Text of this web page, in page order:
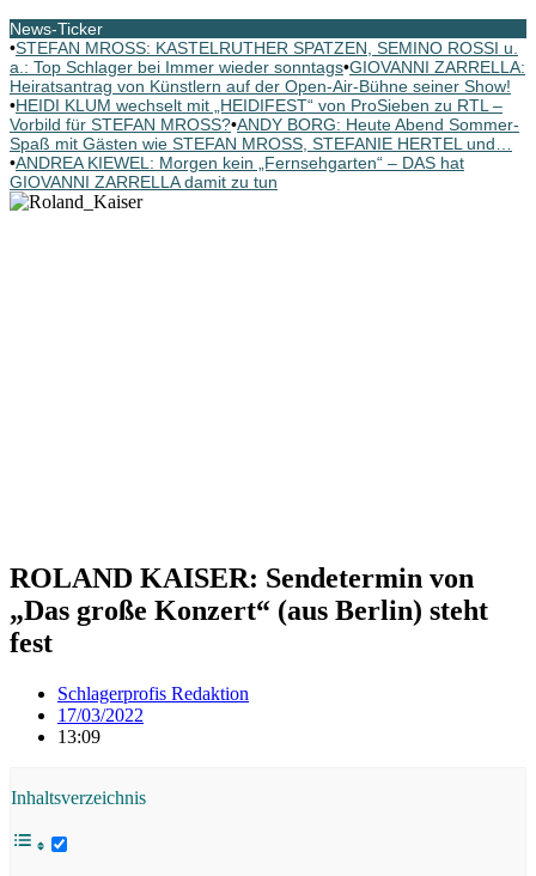
News-Ticker
•STEFAN MROSS: KASTELRUTHER SPATZEN, SEMINO ROSSI u.
a.: Top Schlager bei Immer wieder sonntags•GIOVANNI ZARRELLA:
Heiratsantrag von Künstlern auf der Open-Air-Bühne seiner Show!
•HEIDI KLUM wechselt mit „HEIDIFEST“ von ProSieben zu RTL –
Vorbild für STEFAN MROSS?•ANDY BORG: Heute Abend Sommer-
Spaß mit Gästen wie STEFAN MROSS, STEFANIE HERTEL und…
•ANDREA KIEWEL: Morgen kein „Fernsehgarten“ – DAS hat
GIOVANNI ZARRELLA damit zu tun
ROLAND KAISER: Sendetermin von
„Das große Konzert“ (aus Berlin) steht
fest
Schlagerprofis Redaktion
17/03/2022
13:09
Inhaltsverzeichnis